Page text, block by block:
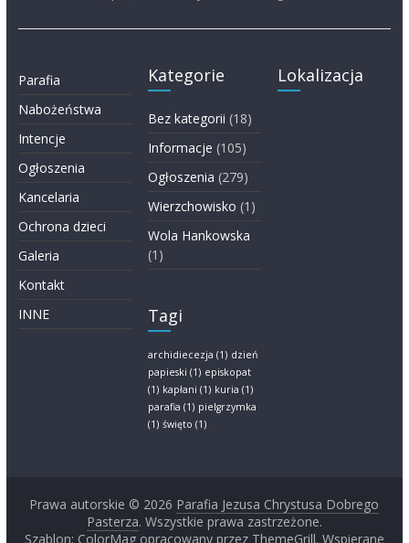
Parafia
Nabożeństwa
Intencje
Ogłoszenia
Kancelaria
Ochrona dzieci
Galeria
Kontakt
INNE
Kategorie
Bez kategorii (18)
Informacje (105)
Ogłoszenia (279)
Wierzchowisko (1)
Wola Hankowska
(1)
Tagi
archidiecezja (1) dzień
papieski (1) episkopat
(1) kapłani (1) kuria (1)
parafia (1) pielgrzymka
(1) święto (1)
Lokalizacja
Prawa autorskie © 2026 Parafia Jezusa Chrystusa Dobrego
Pasterza. Wszystkie prawa zastrzeżone.
Szablon: ColorMagopracowany przez ThemeGrill. Wspierane